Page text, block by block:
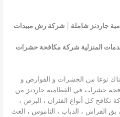
جاردنز شاملة
شركة رش مبيدات
المنزلية شركة مكافحة حشرات
نوعا من الحشرات و القوارض و
حشرات في القطامية جاردنز من
تكافح كل أنواع الفئران ، البرص ،
بق الفراش ، الذباب ، الناموس ، العث